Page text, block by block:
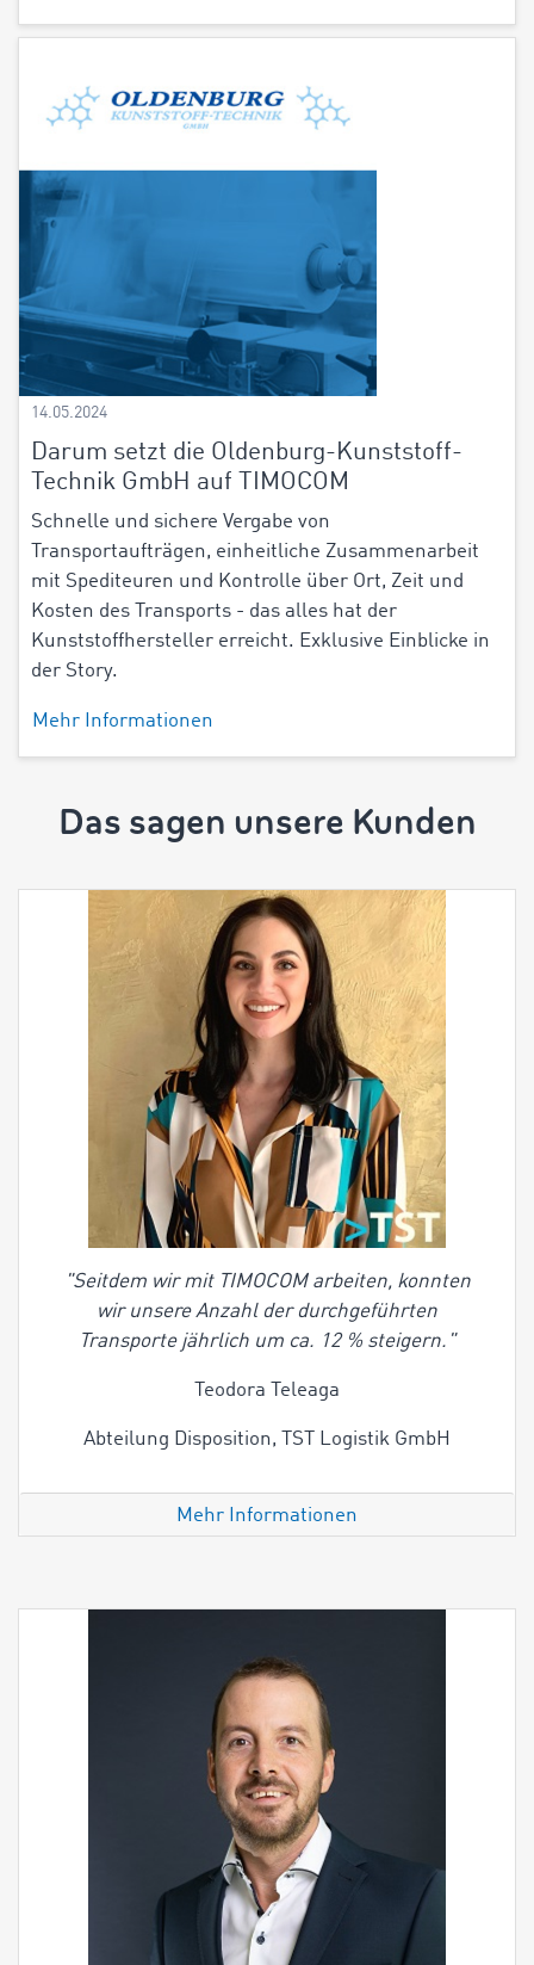
14.05.2024
Darum setzt die Oldenburg-Kunststoff-
Technik GmbH auf TIMOCOM
Schnelle und sichere Vergabe von
Transportaufträgen, einheitliche Zusammenarbeit
mit Spediteuren und Kontrolle über Ort, Zeit und
Kosten des Transports - das alles hat der
Kunststoffhersteller erreicht. Exklusive Einblicke in
der Story.
Mehr Informationen
Das sagen unsere Kunden
"Seitdem wir mit TIMOCOM arbeiten, konnten
wir unsere Anzahl der durchgeführten
Transporte jährlich um ca. 12 % steigern."
Teodora Teleaga
Abteilung Disposition, TST Logistik GmbH
Mehr Informationen